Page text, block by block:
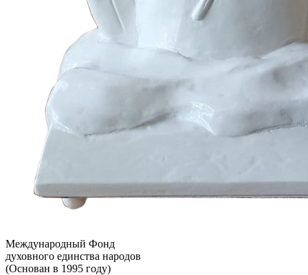
Международный Фонд
духовного единства народов
(Основан в 1995 году)